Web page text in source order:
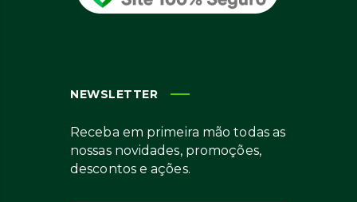
NEWSLETTER
Receba em primeira mão todas as
nossas novidades, promoções,
descontos e ações.